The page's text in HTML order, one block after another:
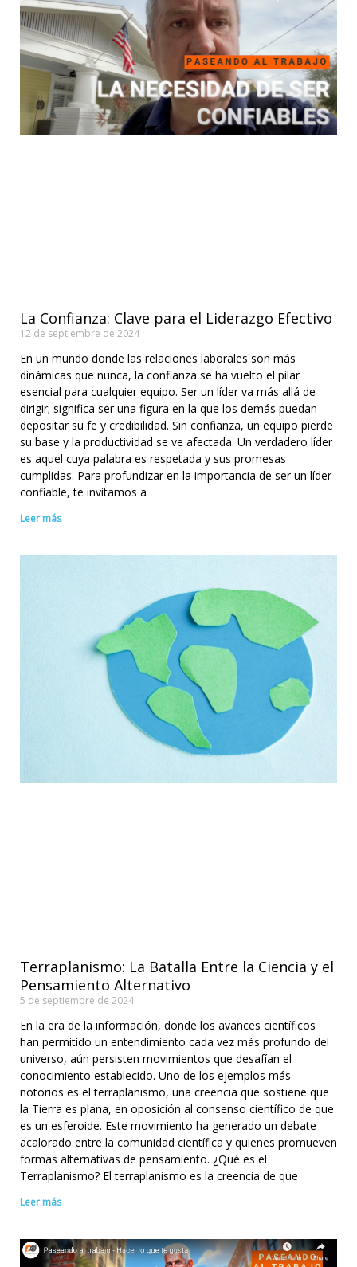
La Confianza: Clave para el Liderazgo Efectivo
12 de septiembre de 2024
En un mundo donde las relaciones laborales son más
dinámicas que nunca, la confianza se ha vuelto el pilar
esencial para cualquier equipo. Ser un líder va más allá de
dirigir; significa ser una figura en la que los demás puedan
depositar su fe y credibilidad. Sin confianza, un equipo pierde
su base y la productividad se ve afectada. Un verdadero líder
es aquel cuya palabra es respetada y sus promesas
cumplidas. Para profundizar en la importancia de ser un líder
confiable, te invitamos a
Leer más
Terraplanismo: La Batalla Entre la Ciencia y el
Pensamiento Alternativo
5 de septiembre de 2024
En la era de la información, donde los avances científicos
han permitido un entendimiento cada vez más profundo del
universo, aún persisten movimientos que desafían el
conocimiento establecido. Uno de los ejemplos más
notorios es el terraplanismo, una creencia que sostiene que
la Tierra es plana, en oposición al consenso científico de que
es un esferoide. Este movimiento ha generado un debate
acalorado entre la comunidad científica y quienes promueven
formas alternativas de pensamiento. ¿Qué es el
Terraplanismo? El terraplanismo es la creencia de que
Leer más